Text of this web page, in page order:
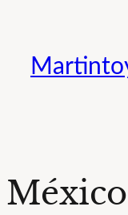
contenido